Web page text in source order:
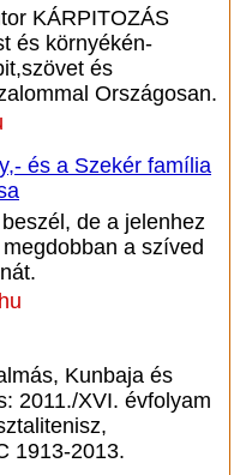
KÁRPITOZÁS
és környékén-
és
Országosan.
és a Szekér família
de a jelenhez
a szíved
Kunbaja és
2011./XVI. évfolyam
1913-2013.